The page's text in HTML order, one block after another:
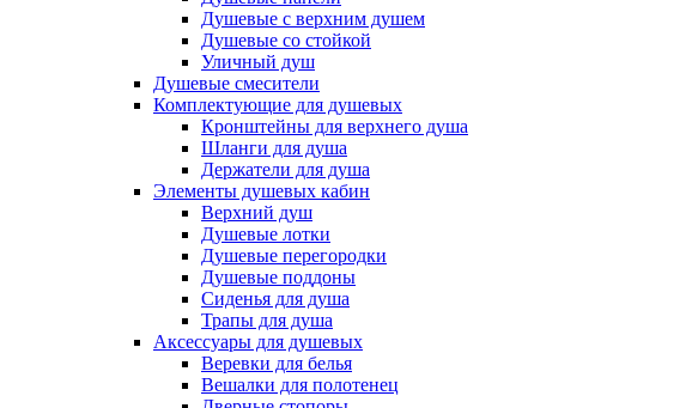
Душевые с верхним душем
Душевые со стойкой
Уличный душ
Душевые смесители
Комплектующие для душевых
Кронштейны для верхнего душа
Шланги для душа
Держатели для душа
Элементы душевых кабин
Верхний душ
Душевые лотки
Душевые перегородки
Душевые поддоны
Сиденья для душа
Трапы для душа
Аксессуары для душевых
Веревки для белья
Вешалки для полотенец